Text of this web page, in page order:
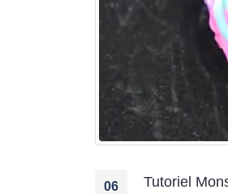
06 Tutoriel
recyclé et
ou à s’offrir !
27 mai 2026
-25% sur tout
préparer la fête
15 mai 2026